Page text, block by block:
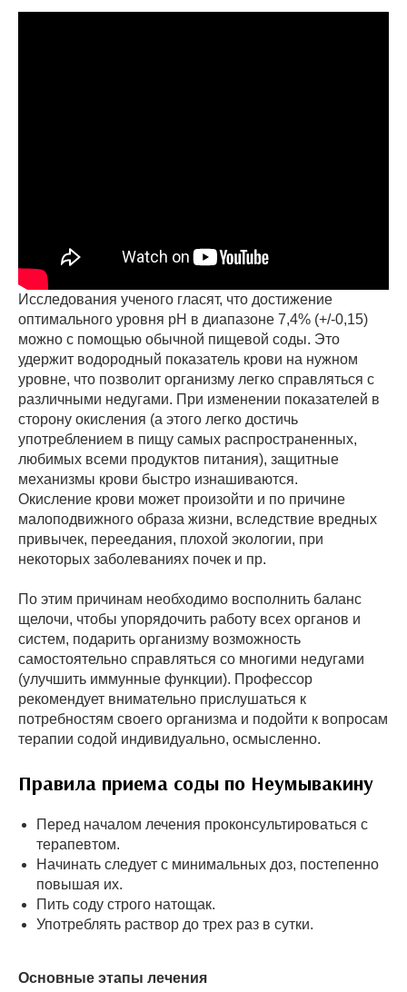
Исследования ученого гласят, что достижение
оптимального уровня рН в диапазоне 7,4% (+/-0,15)
можно с помощью обычной пищевой соды. Это
удержит водородный показатель крови на нужном
уровне, что позволит организму легко справляться с
различными недугами. При изменении показателей в
сторону окисления (а этого легко достичь
употреблением в пищу самых распространенных,
любимых всеми продуктов питания), защитные
механизмы крови быстро изнашиваются.
Окисление крови может произойти и по причине
малоподвижного образа жизни, вследствие вредных
привычек, переедания, плохой экологии, при
некоторых заболеваниях почек и пр.
По этим причинам необходимо восполнить баланс
щелочи, чтобы упорядочить работу всех органов и
систем, подарить организму возможность
самостоятельно справляться со многими недугами
(улучшить иммунные функции). Профессор
рекомендует внимательно прислушаться к
потребностям своего организма и подойти к вопросам
терапии содой индивидуально, осмысленно.
Правила приема соды по Неумывакину
Перед началом лечения проконсультироваться с
терапевтом.
Начинать следует с минимальных доз, постепенно
повышая их.
Пить соду строго натощак.
Употреблять раствор до трех раз в сутки.
Основные этапы лечения